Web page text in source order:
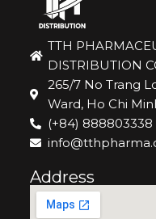
TTH
DISTRIBUTION
265/7 No Trang
Ward, Ho Chi
(+84) 888803338
Address